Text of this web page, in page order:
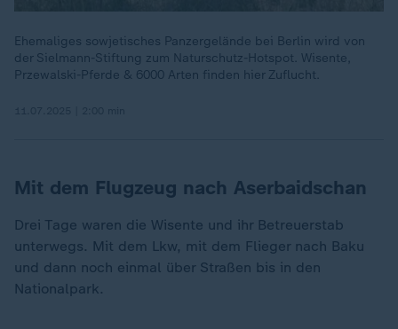
Ehemaliges sowjetisches Panzergelände bei Berlin wird von
der Sielmann-Stiftung zum Naturschutz-Hotspot. Wisente,
Przewalski-Pferde & 6000 Arten finden hier Zuflucht.
Mit dem Flugzeug nach Aserbaidschan
Drei Tage waren die Wisente und ihr Betreuerstab
unterwegs. Mit dem Lkw, mit dem Flieger nach Baku
und dann noch einmal über Straßen bis in den
Nationalpark.